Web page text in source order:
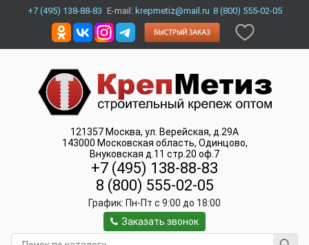
+7 (495) 138-88-83 E-mail: krepmetiz@mail.ru 8 (800) 555-02-05
121357 Москва, ул. Верейская, д.29А
143000 Московская область, Одинцово,
Внуковская д.11 стр.20 оф.7
+7 (495) 138-88-83
8 (800) 555-02-05
График: Пн-Пт c 9:00 до 18:00
Заказать звонок